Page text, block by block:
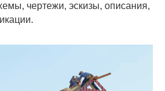
чертежи, эскизы, описания,